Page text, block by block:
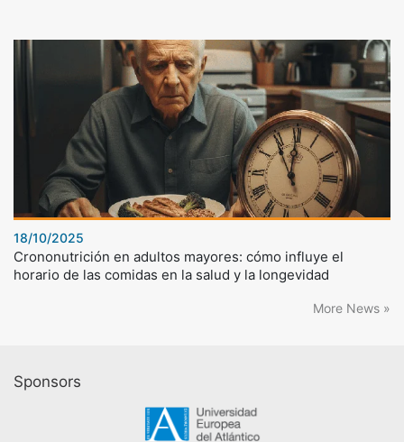
18/10/2025
Crononutrición en adultos mayores: cómo influye el
horario de las comidas en la salud y la longevidad
More News »
Sponsors